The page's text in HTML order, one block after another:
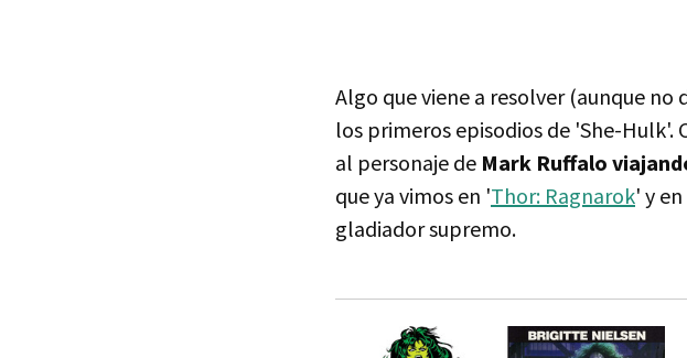
Algo que viene a resolver (aunque
los primeros episodios de 'She-Hulk'.
al personaje de Mark Ruffalo
que ya vimos en 'Thor: Ragnarok' y
gladiador supremo.